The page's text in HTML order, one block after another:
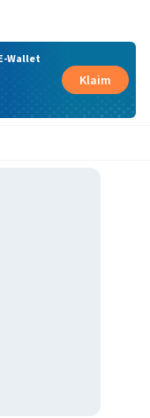
Wallet
Klaim